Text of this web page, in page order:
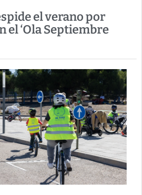
el verano por
el ‘Ola Septiembre